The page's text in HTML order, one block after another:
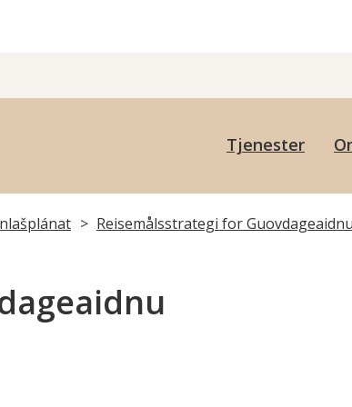
Tjenester
Reisemålsstrategi for Guovdageaidnu